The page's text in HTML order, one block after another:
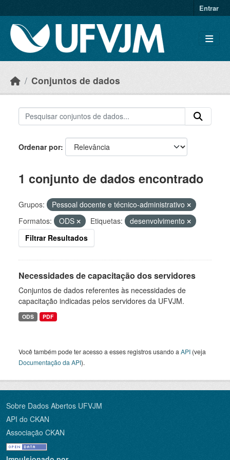
Entrar
Conjuntos de dados
Ordenar por
1 conjunto de dados encontrado
Grupos:
Pessoal docente e técnico-administrativo
Formatos:
ODS Etiquetas:
desenvolvimento
Filtrar Resultados
Necessidades de capacitação dos servidores
Conjuntos de dados referentes às necessidades de
capacitação indicadas pelos servidores da UFVJM.
ODS PDF
Você também pode ter acesso a esses registros usando a API (veja
Documentação da API).
Sobre Dados Abertos UFVJM
API do CKAN
Associação CKAN